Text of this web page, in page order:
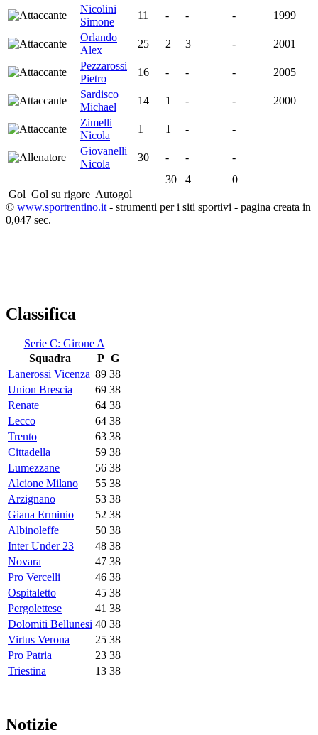
Nicolini
Simone
11 - - -
1999
Orlando
Alex
25 2 3 -
2001
Pezzarossi
Pietro
16 - - -
2005
Sardisco
Michael
14 1 - -
2000
Zimelli
Nicola
1 1 -
-
Giovanelli
Nicola
30 - -
-
30
4
0
Gol Gol su rigore Autogol
© www.sportrentino.it - strumenti per i siti sportivi - pagina creata in
0,047 sec.
Classifica
Serie C: Girone A
Squadra
P G
Lanerossi Vicenza 89 38
Union Brescia
69 38
Renate
64 38
Lecco
64 38
Trento
63 38
Cittadella
59 38
Lumezzane
56 38
Alcione Milano
55 38
Arzignano
53 38
Giana Erminio
52 38
Albinoleffe
50 38
Inter Under 23
48 38
Novara
47 38
Pro Vercelli
46 38
Ospitaletto
45 38
Pergolettese
41 38
Dolomiti Bellunesi 40 38
Virtus Verona
25 38
Pro Patria
23 38
Triestina
13 38
Notizie